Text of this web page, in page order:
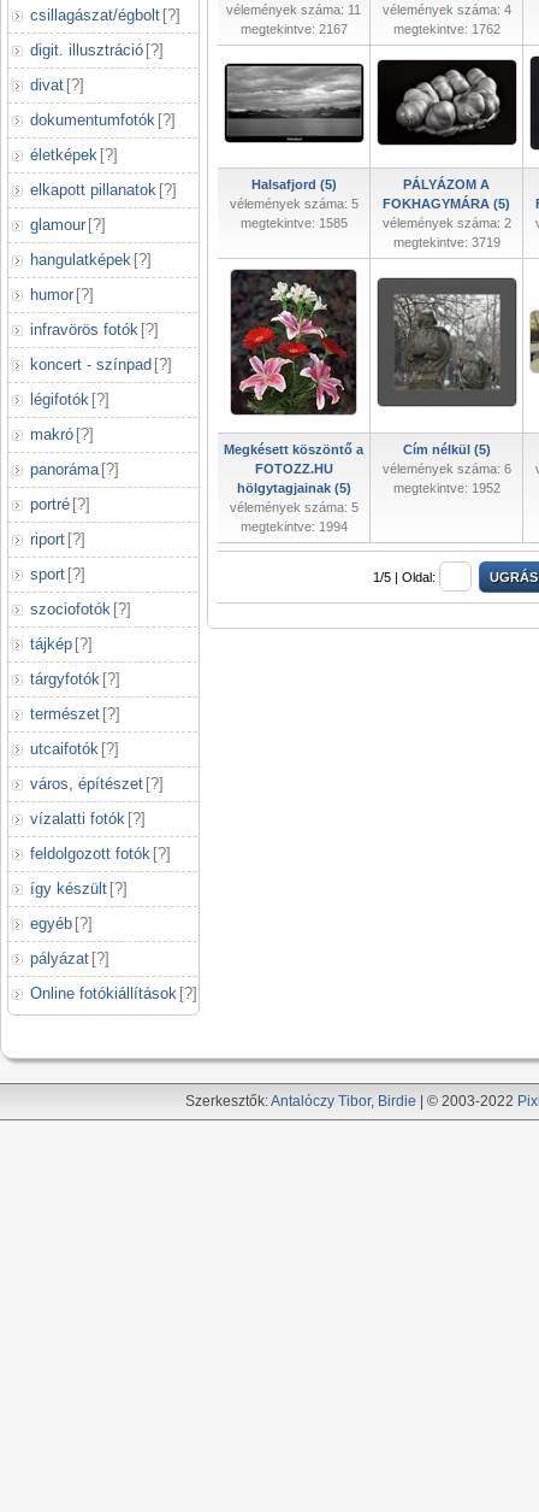
csillagászat/égbolt [?]
digit. illusztráció [?]
divat [?]
dokumentumfotók [?]
életképek [?]
elkapott pillanatok [?]
glamour [?]
hangulatképek [?]
humor [?]
infravörös fotók [?]
koncert - színpad [?]
légifotók [?]
makró [?]
panoráma [?]
portré [?]
riport [?]
sport [?]
szociofotók [?]
tájkép [?]
tárgyfotók [?]
természet [?]
utcaifotók [?]
város, építészet [?]
vízalatti fotók [?]
feldolgozott fotók [?]
így készült [?]
egyéb [?]
pályázat [?]
Online fotókiállítások [?]
vélemények száma: 11
megtekintve: 2167
vélemények száma: 4
megtekintve: 1762
Halsafjord (5)
vélemények száma: 5
megtekintve: 1585
PÁLYÁZOM A
FOKHAGYMÁRA (5)
vélemények száma: 2
megtekintve: 3719
Megkésett köszöntő a
FOTOZZ.HU
hölgytagjainak (5)
vélemények száma: 5
megtekintve: 1994
Cím nélkül (5)
vélemények száma: 6
megtekintve: 1952
1/5 | Oldal:
Szerkesztők:Antalóczy Tibor, Birdie | © 2003-2022